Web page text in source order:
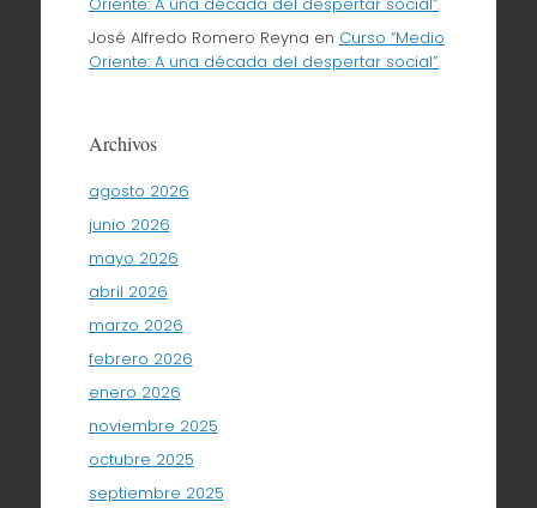
José Alfredo Romero Reyna en Curso “Medio
Oriente: A una década del despertar social”.
Archivos
agosto 2026
junio 2026
mayo 2026
abril 2026
marzo 2026
febrero 2026
enero 2026
noviembre 2025
octubre 2025
septiembre 2025